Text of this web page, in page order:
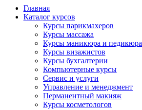
Главная
Каталог курсов
Курсы парикмахеров
Курсы массажа
Курсы маникюра и педикюра
Курсы визажистов
Курсы бухгалтерии
Компьютерные курсы
Сервис и услуги
Управление и менеджмент
Перманентный макияж
Курсы косметологов